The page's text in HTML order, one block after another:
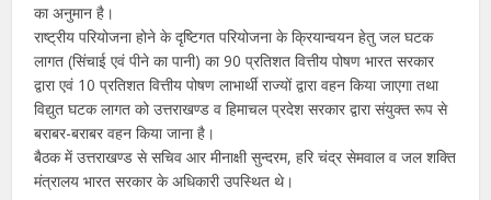
का अनुमान है।
राष्ट्रीय परियोजना होने के दृष्टिगत परियोजना के क्रियान्वयन हेतु जल घटक
लागत (सिंचाई एवं पीने का पानी) का 90 प्रतिशत वित्तीय पोषण भारत सरकार
द्वारा एवं 10 प्रतिशत वित्तीय पोषण लाभार्थी राज्यों द्वारा वहन किया जाएगा तथा
विद्युत घटक लागत को उत्तराखण्ड व हिमाचल प्रदेश सरकार द्वारा संयुक्त रूप से
बराबर-बराबर वहन किया जाना है।
बैठक में उत्तराखण्ड से सचिव आर मीनाक्षी सुन्दरम, हरि चंद्र सेमवाल व जल शक्ति
मंत्रालय भारत सरकार के अधिकारी उपस्थित थे।